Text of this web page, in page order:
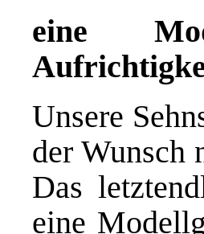
eine
Unsere
der Wunsch
Das
eine